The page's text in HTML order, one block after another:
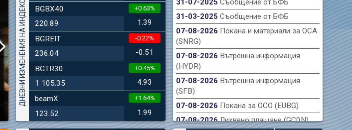
Актуално
Българска фондова борса публикува финансов отчет на
дружеството към 30.06.2026 г.
ДНЕВНИ ИЗМЕНЕНИЯ НА ИНДЕКСИТЕ
BGBX40
220.89
+0.63%
1.39
BGREIT
236.04
-0.22%
-0.51
BGTR30
1 105.35
+0.45%
4.93
beamX
123.52
+1.64%
1.99
31-07-2025 Съобщение от БФБ
31-03-2025 Съобщение от БФБ
07-08-2026 Покана и материали за ОСА
(SNRG)
07-08-2026 Вътрешна информация
(HYDR)
07-08-2026 Вътрешна информация
(SFB)
07-08-2026 Покана за ОСО (EUBG)
07-08-2026Лихвено плащане (GC0N)